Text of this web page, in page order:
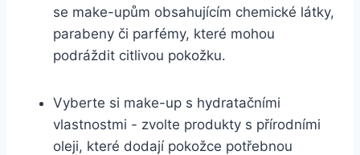
se make-upům obsahujícím chemické látky,
parabeny či parfémy, ‍které mohou⁤
podráždit citlivou pokožku.
Vyberte si make-up s hydratačními
⁣vlastnostmi -‍ zvolte produkty s přírodními
oleji, které⁤ dodají pokožce⁢ potřebnou